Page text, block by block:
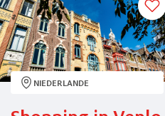
NIEDERLANDE